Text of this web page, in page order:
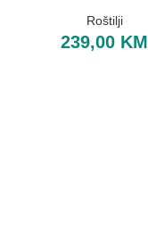
Roštilji
239,00 KM